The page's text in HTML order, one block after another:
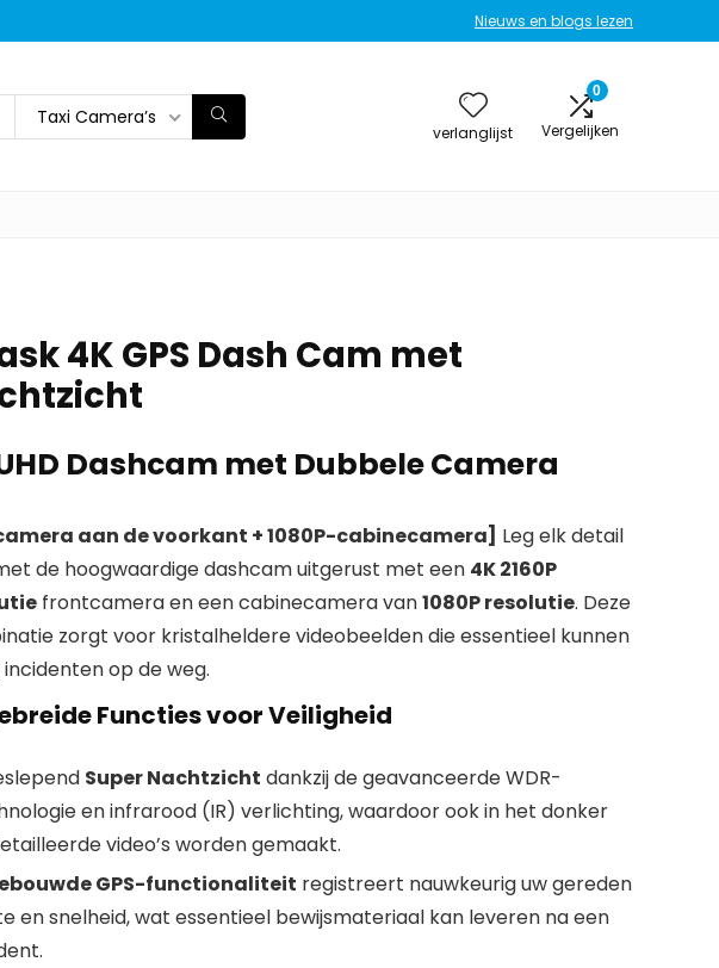
Nieuws en blogs lezen
Taxi Camera’s
verlanglijst
0
Vergelijken
4K GPS Dash Cam met
Dashcam met Dubbele Camera
aan de voorkant + 1080P-cabinecamera] Leg elk detail
de hoogwaardige dashcam uitgerust met een 4K 2160P
frontcamera en een cabinecamera van1080P resolutie. Deze
zorgt voor kristalheldere videobeelden die essentieel kunnen
incidenten op de weg.
Functies voor Veiligheid
Super Nachtzicht dankzij de geavanceerde WDR-
en infrarood (IR) verlichting, waardoor ook in het donker
video’s worden gemaakt.
GPS-functionaliteit registreert nauwkeurig uw gereden
en snelheid, wat essentieel bewijsmateriaal kan leveren na een